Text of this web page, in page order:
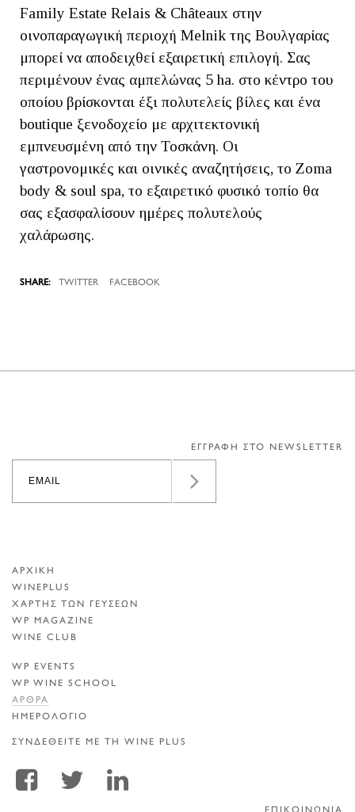
Family Estate Relais & Châteaux στην
οινοπαραγωγική περιοχή Melnik της Βουλγαρίας
μπορεί να αποδειχθεί εξαιρετική επιλογή. Σας
περιμένουν ένας αμπελώνας 5 ha. στο κέντρο του
οποίου βρίσκονται έξι πολυτελείς βίλες και ένα
boutique ξενοδοχείο με αρχιτεκτονική
εμπνευσμένη από την Τοσκάνη. Οι
γαστρονομικές και οινικές αναζητήσεις, το Zoma
body & soul spa, το εξαιρετικό φυσικό τοπίο θα
σας εξασφαλίσουν ημέρες πολυτελούς
χαλάρωσης.
TWITTER FACEBOOK
ΕΓΓΡΑΦΗ ΣΤΟ NEWSLETTER
ΑΡΧΙΚΗ
WINEPLUS
ΧΑΡΤΗΣ ΤΩΝ ΓΕΥΣΕΩΝ
WP MAGAZINE
WINE CLUB
WP EVENTS
WP WINE SCHOOL
ΑΡΘΡΑ
ΗΜΕΡΟΛΟΓΙΟ
ΣΥΝΔΕΘΕΙΤΕ ΜΕ ΤΗ WINE PLUS